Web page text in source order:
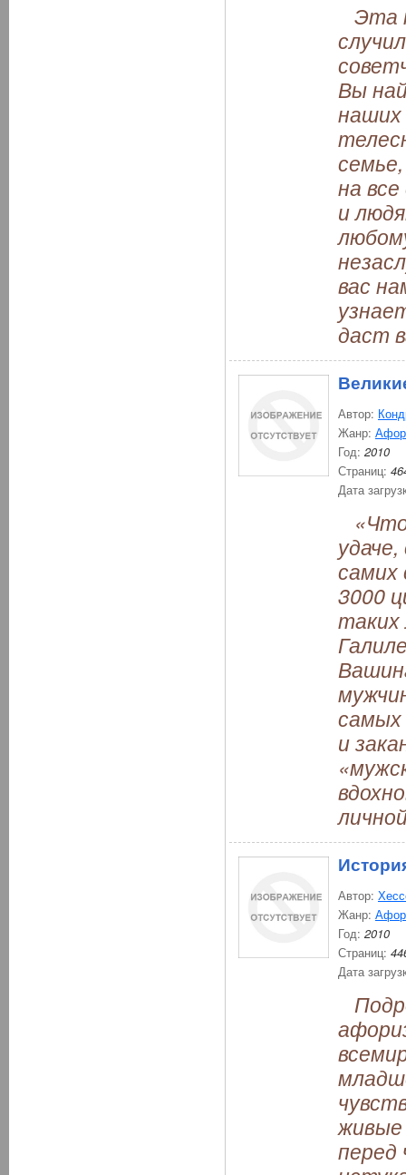
Эта
Вы
наших
на
и
вас
даст
Автор:
Жанр:
Год: 2010
Страниц:
Дата
самих
3000
таких
самых
и
Автор:
Жанр:
Год: 2010
Страниц:
Дата